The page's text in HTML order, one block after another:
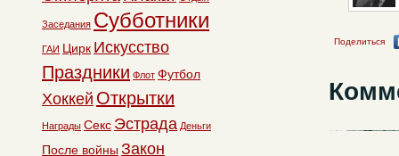
Поделиться
Заседания Субботники
ГАИ Цирк Искусство
Праздники Флот Футбол
Хоккей Открытки
Награды Секс Эстрада Деньги
После войны Закон